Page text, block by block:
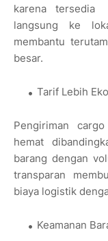
karena tersedia
langsung ke
membantu
besar.
Tarif Lebih
Pengiriman
hemat
barang dengan
transparan
biaya logistik
Keamanan